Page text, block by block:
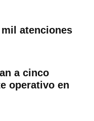
atenciones
a cinco
operativo en